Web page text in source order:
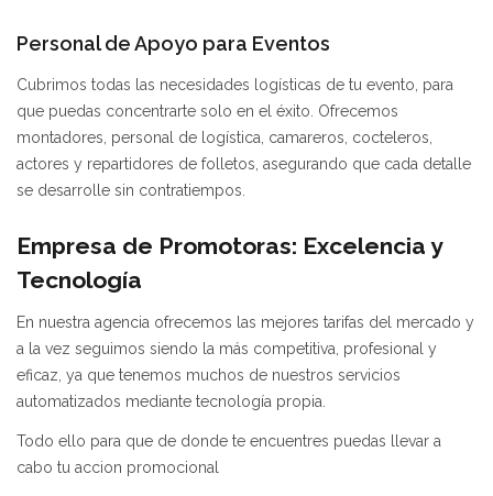
Personal de Apoyo para Eventos
Cubrimos todas las necesidades logísticas de tu evento, para
que puedas concentrarte solo en el éxito. Ofrecemos
montadores, personal de logística, camareros, cocteleros,
actores y repartidores de folletos, asegurando que cada detalle
se desarrolle sin contratiempos.
Empresa de Promotoras: Excelencia y
Tecnología
En nuestra agencia ofrecemos las mejores tarifas del mercado y
a la vez seguimos siendo la más competitiva, profesional y
eficaz, ya que tenemos muchos de nuestros servicios
automatizados mediante tecnología propia.
Todo ello para que de donde te encuentres puedas llevar a
cabo tu accion promocional